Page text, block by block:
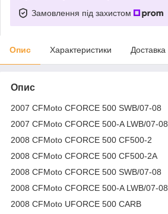
Замовлення під захистом
Опис Характеристики Доставка
Опис
2007 CFMoto CFORCE 500 SWB/07-08
2007 CFMoto CFORCE 500-A LWB/07-08
2008 CFMoto CFORCE 500 CF500-2
2008 CFMoto CFORCE 500 CF500-2A
2008 CFMoto CFORCE 500 SWB/07-08
2008 CFMoto CFORCE 500-A LWB/07-08
2008 CFMoto UFORCE 500 CARB